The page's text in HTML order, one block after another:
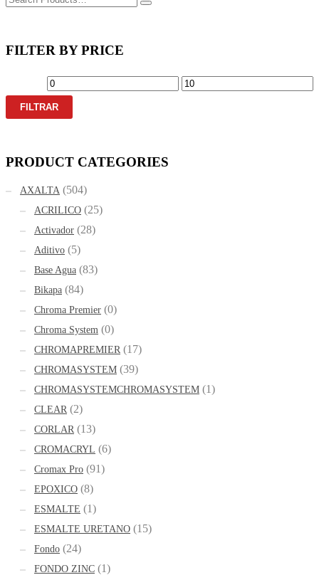
FILTER BY PRICE
FILTRAR
PRODUCT CATEGORIES
AXALTA (504)
ACRILICO (25)
Activador (28)
Aditivo (5)
Base Agua (83)
Bikapa (84)
Chroma Premier (0)
Chroma System (0)
CHROMAPREMIER (17)
CHROMASYSTEM (39)
CHROMASYSTEMCHROMASYSTEM (1)
CLEAR (2)
CORLAR (13)
CROMACRYL (6)
Cromax Pro (91)
EPOXICO (8)
ESMALTE (1)
ESMALTE URETANO (15)
Fondo (24)
FONDO ZINC (1)